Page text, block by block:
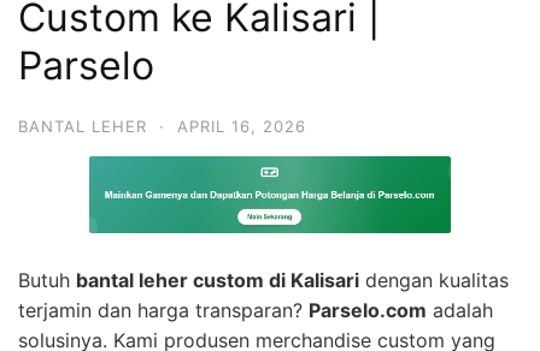
Custom ke Kalisari |
Parselo
BANTAL LEHER · APRIL 16, 2026
Butuh bantal leher custom di Kalisari dengan kualitas
terjamin dan harga transparan? Parselo.com adalah
solusinya. Kami produsen merchandise custom yang